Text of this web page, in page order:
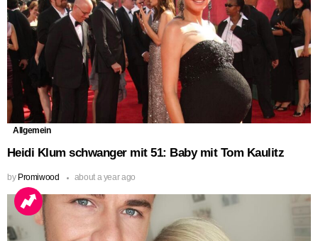
Allgemein
Heidi Klum schwanger mit 51: Baby mit Tom Kaulitz
by Promiwood about a year ago